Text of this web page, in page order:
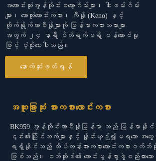
အကောင်းဆုံးအွန်လိုင်းစလော့ဂိမ်းများ၊ ငါးဖမ်းဂိမ်း
များ၊ ဘောလုံးလောင်းကစား၊ ကီနို (Keno) နှင့်
တိုက်ရိုက်ကာစီနိုများကို မြန်မာကစားသမားများ
အတွက် ၂၄ နာရီ ပိတ်ရက်မရှိ ဝန်ဆောင်မှု
ဖြင့် ပံ့ပိုးပေးပါသည်။
နောက်ဆုံးဖတ်ရန်
အထူးခြားဆုံး အားကစားလောင်းကစား
BK959 အွန်လိုင်းကာစီနိုမြန်မာ သည် မြန်မာနို
၎င်း၏ပြိုင်ဘက်များနှင့် နှိုင်းယှဉ်၍မရသော အတွေ့အ
ရရှိနိုင်သည့် ထိပ်တန်းအားကစားလောင်းကစားဝ
ဖြစ်သည်။ ဝဘ်ဆိုဒ်၏ ကောင်းမွန်စွာဖွဲ့စည်းထားသေ